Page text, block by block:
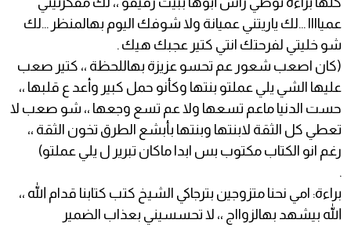
عمياااا ...لك ياريتني عميانة ولا شوفك اليوم بهالمنظر ...لك
شو خليتي لفرحتك انتي كتير عجبك هيك .
(كان اصعب شعور عم تحسو عزيزة بهاللحظة ،، كتير صعب
عليها الشي يلي عملتو بنتها وكأنو حمل كبير وأعد ع قلبها ،،
حست الدنيا ماعم تسعها ولا عم تسع وجعها ،، شو صعب لا
تعطي كل الثقة لابنتها وبنتها بأبشع الطرق تخون الثقة ،،
رغم انو الكتاب مكتوب بس ابدا ماكان تبرير ل يلي عملتو)
.
براءة: امي نحنا متزوجين بترجاكي الشيخ كتب كتابنا قدام الله ،،
الله بيشهد بهالزوااج ،، لا تحسسيني بعذاب الضمير